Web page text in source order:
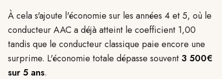
À cela s'ajoute l'économie sur les années 4 et 5, où le
conducteur AAC a déjà atteint le coefficient 1,00
tandis que le conducteur classique paie encore une
surprime. L'économie totale dépasse souvent 3 500€
sur 5 ans.